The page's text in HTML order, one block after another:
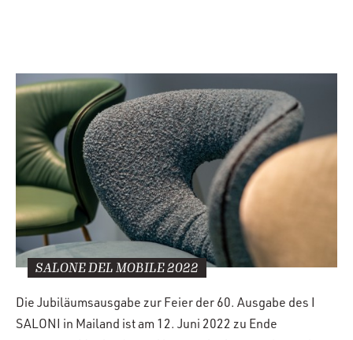
SALONE DEL MOBILE 2022
Die Jubiläumsausgabe zur Feier der 60. Ausgabe des I
SALONI in Mailand ist am 12. Juni 2022 zu Ende